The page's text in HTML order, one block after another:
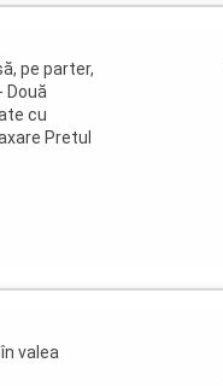
pe parter,
Două
cu
Pretul
valea